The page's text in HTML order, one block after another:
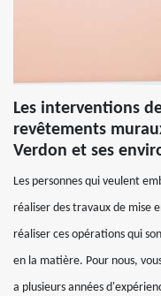
Les interventions
revêtements
Verdon et ses
Les personnes qui veulent
réaliser des travaux de mise
réaliser ces opérations qui
en la matière. Pour nous,
a plusieurs années